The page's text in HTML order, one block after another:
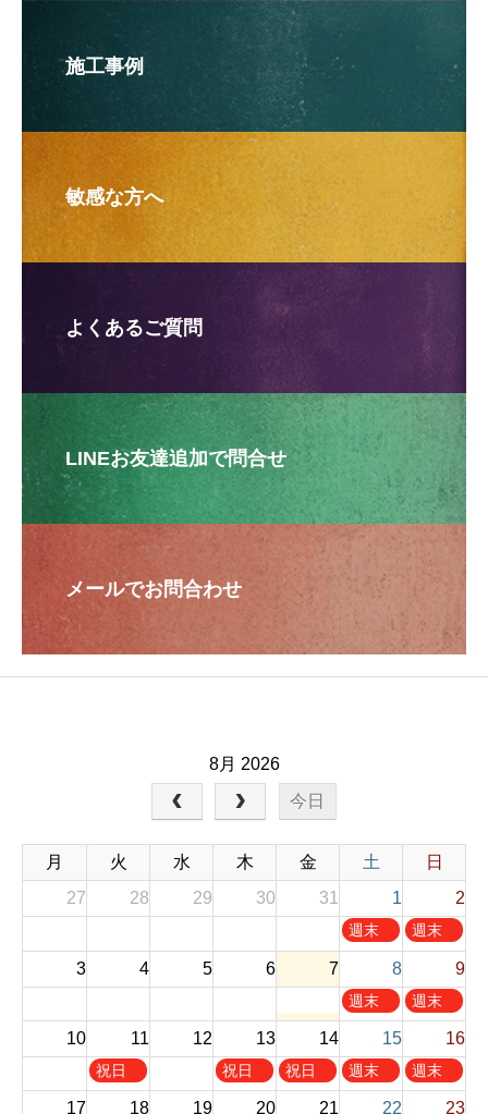
施工事例
敏感な方へ
よくあるご質問
LINEお友達追加で問合せ
メールでお問合わせ
8月 2026
今日
月 火 水 木 金 土
日
27
28 29 30 31 1 2
土
曜
,
8
1
s
週末
お休
日
曜
,
8
2
n
週末
お休
3 4 5 6 7 8 9
土
曜
,
8
週末
お休
日
曜
,
8
週末
お休
10 11 12 13 14 15 16
火
曜
祝日
木
曜
祝日
金
曜
祝日
土
曜
週末
お休
日
曜
週末
お休
17 18 19 20 21 22 23